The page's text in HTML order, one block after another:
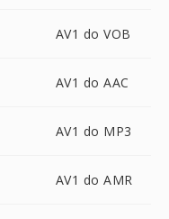
AV1 do VOB
AV1 do AAC
AV1 do MP3
AV1 do AMR